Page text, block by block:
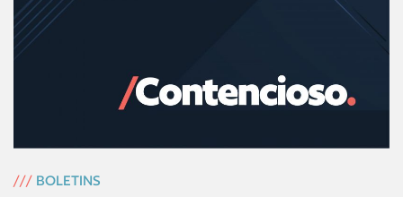
/// BOLETINS